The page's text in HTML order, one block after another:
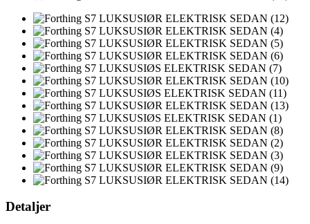
Detaljer